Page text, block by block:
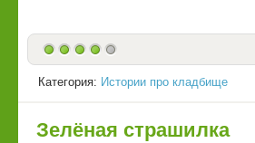
Категория: Истории про кладбище
Зелёная страшилка